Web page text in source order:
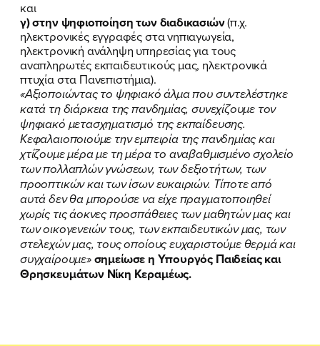
FB IN TW YT LN VB TIKTOK
και
γ) στην ψηφιοποίηση των διαδικασιών(π.χ.
ηλεκτρονικές εγγραφές στα νηπιαγωγεία,
ηλεκτρονική ανάληψη υπηρεσίας για τους
αναπληρωτές εκπαιδευτικούς μας, ηλεκτρονικά
πτυχία στα Πανεπιστήμια).
«Αξιοποιώντας το ψηφιακό άλμα που συντελέστηκε
κατά τη διάρκεια της πανδημίας, συνεχίζουμε τον
ψηφιακό μετασχηματισμό της εκπαίδευσης.
Κεφαλαιοποιούμε την εμπειρία της πανδημίας και
χτίζουμε μέρα με τη μέρα το αναβαθμισμένο σχολείο
των πολλαπλών γνώσεων, των δεξιοτήτων, των
προοπτικών και των ίσων ευκαιριών. Τίποτε από
αυτά δεν θα μπορούσε να είχε πραγματοποιηθεί
χωρίς τις άοκνες προσπάθειες των μαθητών μας και
των οικογενειών τους, των εκπαιδευτικών μας, των
στελεχών μας, τους οποίους ευχαριστούμε θερμά και
συγχαίρουμε»σημείωσε η Υπουργός Παιδείας και
Θρησκευμάτων Νίκη Κεραμέως.